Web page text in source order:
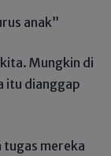
anak”
Mungkin di
itu dianggap
tugas mereka